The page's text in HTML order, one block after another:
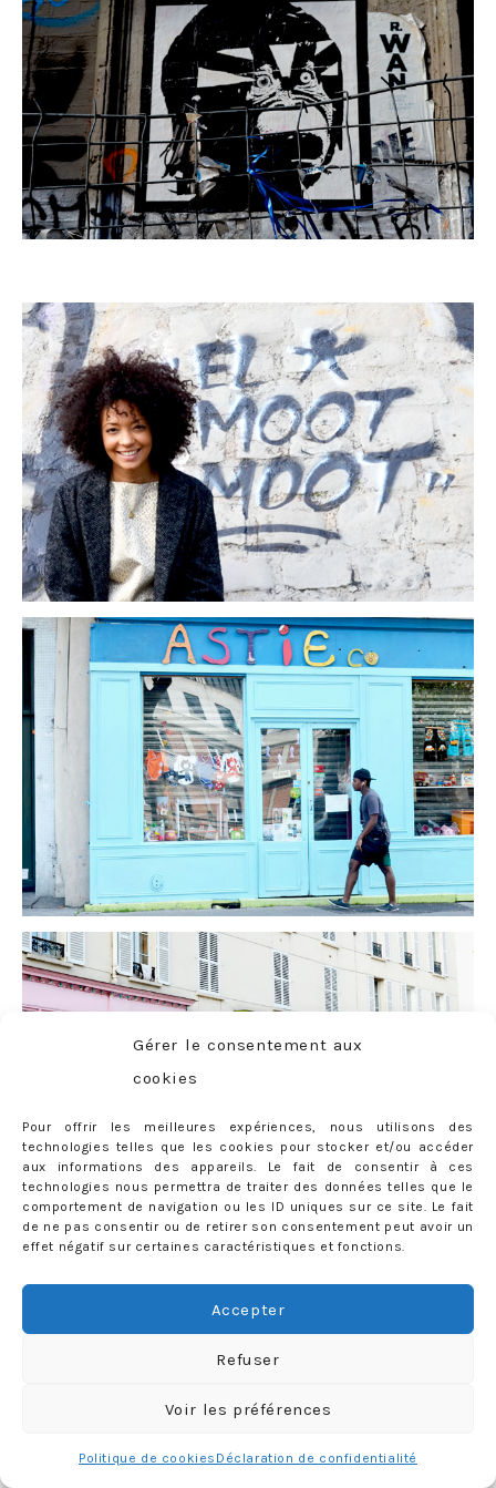
Gérer le consentement aux
cookies
Pour offrir les meilleures expériences, nous utilisons des
technologies telles que les cookies pour stocker et/ou accéder
aux informations des appareils. Le fait de consentir à ces
technologies nous permettra de traiter des données telles que le
comportement de navigation ou les ID uniques sur ce site. Le fait
de ne pas consentir ou de retirer son consentement peut avoir un
effet négatif sur certaines caractéristiques et fonctions.
Accepter
Refuser
Voir les préférences
Politique de cookies Déclaration de confidentialité